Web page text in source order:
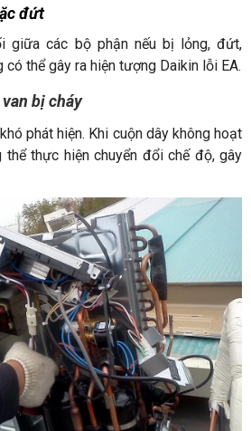
đứt
giữa các bộ phận nếu bị lỏng, đứt,
thể gây ra hiện tượng Daikin lỗi EA.
bị cháy
phát hiện. Khi cuộn dây không hoạt
thể thực hiện chuyển đổi chế độ, gây